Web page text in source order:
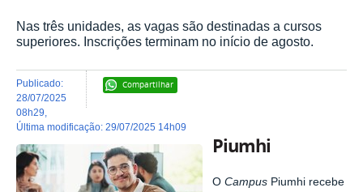
Nas três unidades, as vagas são destinadas a cursos
superiores. Inscrições terminam no início de agosto.
Compartilhar
publicado:
28/07/2025
08h29
última modificação: 29/07/2025 14h09
Piumhi
OCampus Piumhi recebe